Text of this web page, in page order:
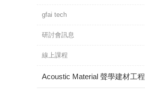
gfai tech
研討會訊息
線上課程
Acoustic Material 聲學建材工程